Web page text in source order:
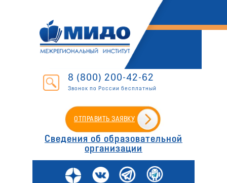
8 (800) 200-42-62
Звонок по России бесплатный
ОТПРАВИТЬ ЗАЯВКУ
Сведения об образовательной
организации